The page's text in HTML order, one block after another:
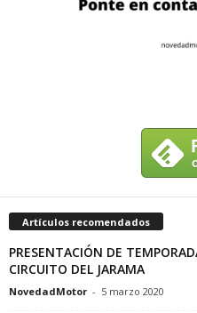
Artículos recomendados
PRESENTACIÓN DE
CIRCUITO DEL JARAMA
NovedadMotor - 5 marzo 2020